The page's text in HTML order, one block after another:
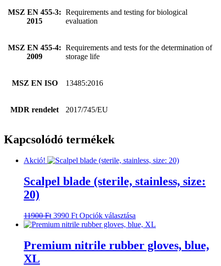
MSZ EN 455-3:
2015
Requirements and testing for biological
evaluation
MSZ EN 455-4:
2009
Requirements and tests for the determination of
storage life
MSZ EN ISO 13485:2016
MDR rendelet 2017/745/EU
Kapcsolódó termékek
Akció!
Scalpel blade (sterile, stainless, size:
20)
11900Ft Original
price
11900 Ft.
3990 FtCurrent
price
3990 Ft.
Opciók választása
a
variációja
Premium nitrile rubber gloves, blue,
XL